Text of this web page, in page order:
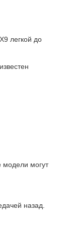
легкой до
модели могут
назад.